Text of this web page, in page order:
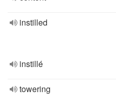
instilled
instillé
towering